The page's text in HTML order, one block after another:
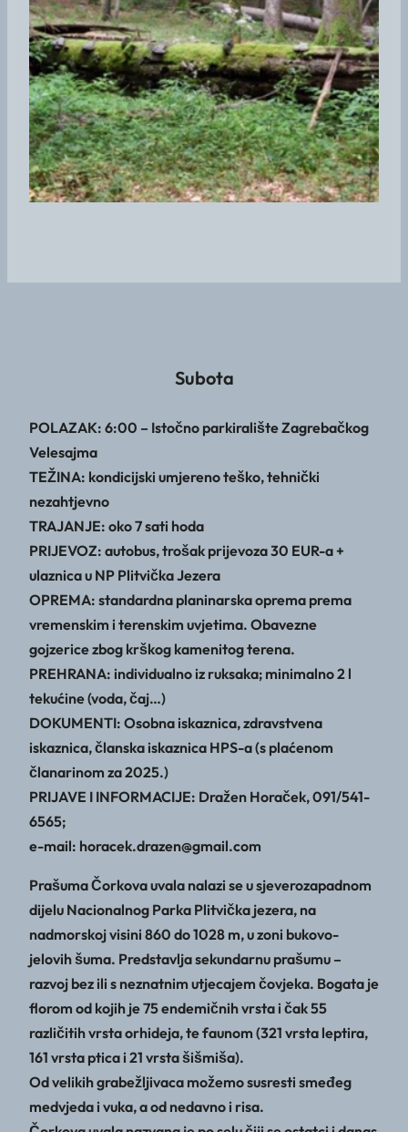
Subota
POLAZAK: 6:00 – Istočno parkiralište Zagrebačkog
Velesajma
TEŽINA: kondicijski umjereno teško, tehnički
nezahtjevno
TRAJANJE: oko 7 sati hoda
PRIJEVOZ: autobus, trošak prijevoza 30 EUR-a +
ulaznica u NP Plitvička Jezera
OPREMA: standardna planinarska oprema prema
vremenskim i terenskim uvjetima. Obavezne
gojzerice zbog krškog kamenitog terena.
PREHRANA: individualno iz ruksaka; minimalno 2 l
tekućine (voda, čaj…)
DOKUMENTI: Osobna iskaznica, zdravstvena
iskaznica, članska iskaznica HPS-a (s plaćenom
članarinom za 2025.)
PRIJAVE I INFORMACIJE: Dražen Horaček, 091/541-
6565;
e-mail: horacek.drazen@gmail.com
Prašuma Čorkova uvala nalazi se u sjeverozapadnom
dijelu Nacionalnog Parka Plitvička jezera, na
nadmorskoj visini 860 do 1028 m, u zoni bukovo-
jelovih šuma. Predstavlja sekundarnu prašumu –
razvoj bez ili s neznatnim utjecajem čovjeka. Bogata je
florom od kojih je 75 endemičnih vrsta i čak 55
različitih vrsta orhideja, te faunom (321 vrsta leptira,
161 vrsta ptica i 21 vrsta šišmiša).
Od velikih grabežljivaca možemo susresti smeđeg
medvjeda i vuka, a od nedavno i risa.